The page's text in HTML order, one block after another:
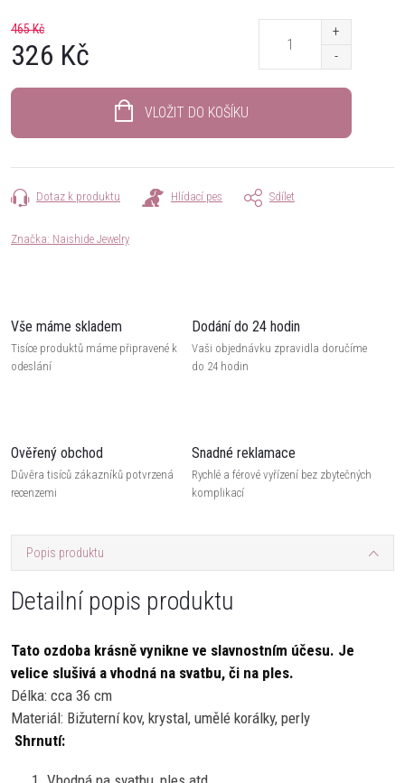
465 Kč
326 Kč
VLOŽIT DO KOŠÍKU
Dotaz k produktu Hlídací pes Sdílet
Značka: Naishide Jewelry
Vše máme skladem
Tisíce produktů máme připravené k
odeslání
Dodání do 24 hodin
Vaši objednávku zpravidla doručíme
do 24 hodin
Ověřený obchod
Důvěra tisíců zákazníků potvrzená
recenzemi
Snadné reklamace
Rychlé a férové vyřízení bez zbytečných
komplikací
Popis produktu
Detailní popis produktu
Tato ozdoba krásně vynikne ve slavnostním účesu. Je
velice slušivá a vhodná na svatbu, či na ples.
Délka: cca 36 cm
Materiál: Bižuterní kov, krystal, umělé korálky, perly
Shrnutí: